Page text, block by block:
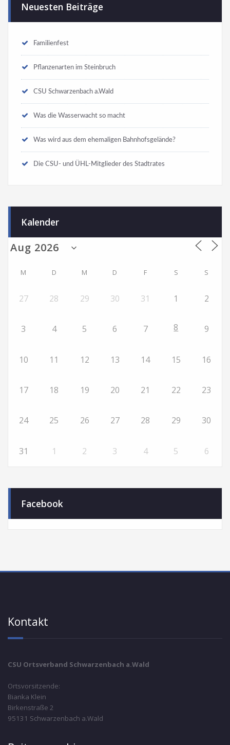
Neuesten Beiträge
Familienfest
Pflanzenarten im Steinbruch
CSU Schwarzenbach a.Wald
Was die Wasserwacht so macht
Was wird aus dem ehemaligen Bahnhofsgelände?
Die CSU- und ÜHL-Mitglieder des Stadtrates
Kalender
M D M D F S S
27 28 29 30 31 1 2
3 4 5 6 7 8 9
10 11 12 13 14 15 16
17 18 19 20 21 22 23
24 25 26 27 28 29 30
31 1 2 3 4 5 6
Facebook
Kontakt
CSU Ortsverband Schwarzenbach a.Wald
Ortsvorsitzende:
Bianka Klein
Birkenstraße 2
95131 Schwarzenbach a.Wald